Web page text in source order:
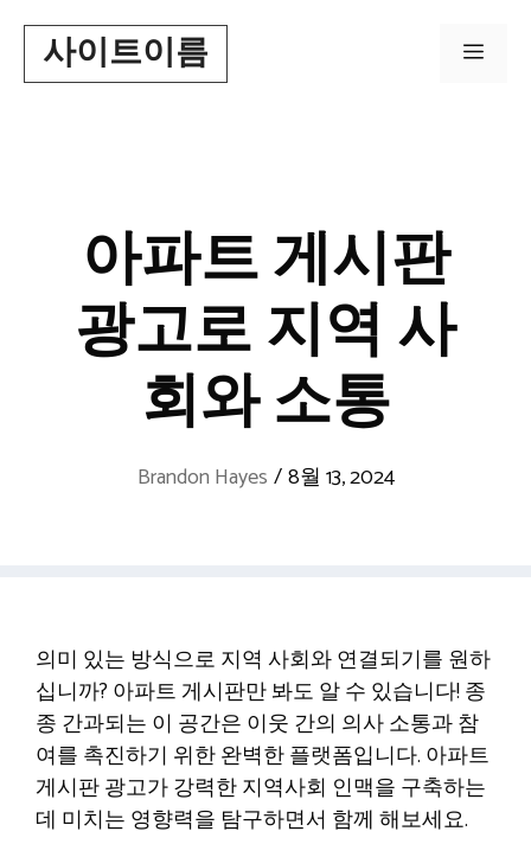
content사이트이름 Menu
아파트 게시판
광고로 지역 사
회와 소통
Brandon Hayes /8월 13, 2024
의미 있는 방식으로 지역 사회와 연결되기를 원하
십니까? 아파트 게시판만 봐도 알 수 있습니다! 종
종 간과되는 이 공간은 이웃 간의 의사 소통과 참
여를 촉진하기 위한 완벽한 플랫폼입니다. 아파트
게시판 광고가 강력한 지역사회 인맥을 구축하는
데 미치는 영향력을 탐구하면서 함께 해보세요.